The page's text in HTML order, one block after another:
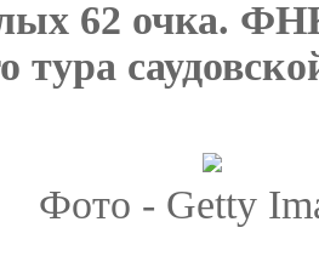
62 очка.
тура
Фото - Getty